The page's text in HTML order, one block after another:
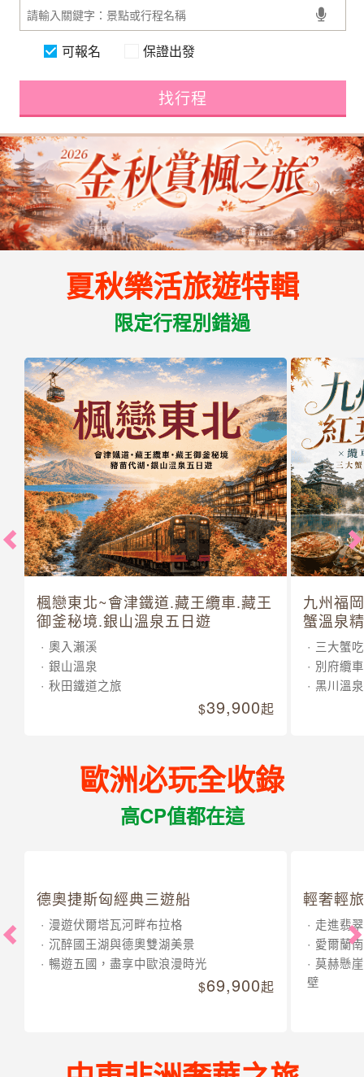
可報名 保證出發
找行程
夏秋樂活旅遊特輯
限定行程別錯過
楓戀東北~會津鐵道.藏王纜車.藏王
御釜秘境.銀山溫泉五日遊
奧入瀨溪
銀山溫泉
秋田鐵道之旅
39,900起
九州福
蟹溫泉
三大蟹
別府纜車
黑川溫泉
歐洲必玩全收錄
高CP值都在這
德奧捷斯匈經典三遊船
漫遊伏爾塔瓦河畔布拉格
沉醉國王湖與德奧雙湖美景
暢遊五國，盡享中歐浪漫時光
69,900起
輕奢輕
走進翡
愛爾蘭
莫赫懸
壁